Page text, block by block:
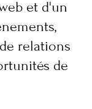
et d'un
relations
de